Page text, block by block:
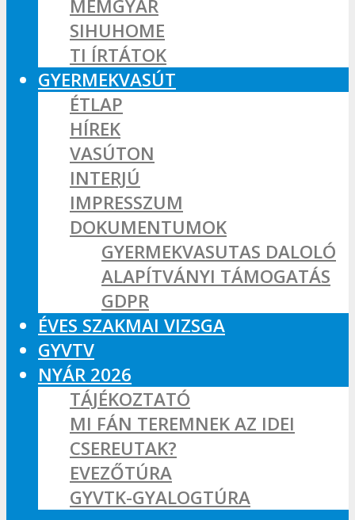
MÉMGYÁR
SIHUHOME
TI ÍRTÁTOK
GYERMEKVASÚT
ÉTLAP
HÍREK
VASÚTON
INTERJÚ
IMPRESSZUM
DOKUMENTUMOK
GYERMEKVASUTAS DALOLÓ
ALAPÍTVÁNYI TÁMOGATÁS
GDPR
ÉVES SZAKMAI VIZSGA
GYVTV
NYÁR 2026
TÁJÉKOZTATÓ
MI FÁN TEREMNEK AZ IDEI
CSEREUTAK?
EVEZŐTÚRA
GYVTK-GYALOGTÚRA